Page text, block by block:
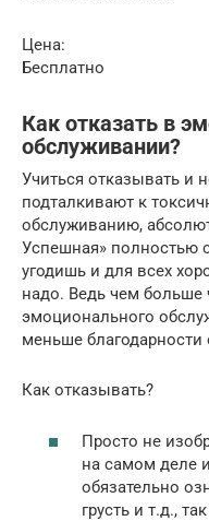
Цена:
Бесплатно
Как отказать в
обслуживании?
Учиться отказывать и
подталкивают к
обслуживанию,
Успешная» полностью
угодишь и для всех
надо. Ведь чем больше
эмоционального
меньше благодарности
Как отказывать?
Просто не
на самом деле
обязательно
грусть и т.д.,